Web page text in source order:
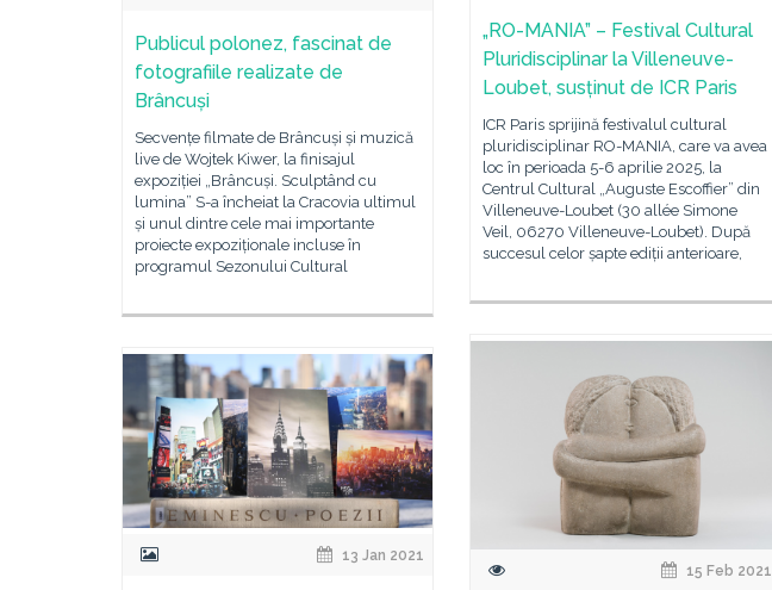
Publicul polonez, fascinat de
fotografiile realizate de
Brâncuși
Secvențe filmate de Brâncuși și muzică
live de Wojtek Kiwer, la finisajul
expoziției „Brâncuși. Sculptând cu
lumina” S-a încheiat la Cracovia ultimul
și unul dintre cele mai importante
proiecte expoziționale incluse în
programul Sezonului Cultural
„RO-MANIA” – Festival Cultural
Pluridisciplinar la Villeneuve-
Loubet, susținut de ICR Paris
ICR Paris sprijină festivalul cultural
pluridisciplinar RO-MANIA, care va avea
loc în perioada 5-6 aprilie 2025, la
Centrul Cultural „Auguste Escoffier” din
Villeneuve-Loubet (30 allée Simone
Veil, 06270 Villeneuve-Loubet). După
succesul celor șapte ediții anterioare,
15 Feb 2021
13 Jan 2021